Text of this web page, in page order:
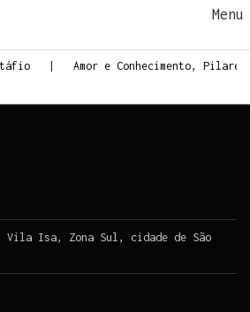
Amor e Conhecimento,
Vila Isa, Zona Sul, cidade de São